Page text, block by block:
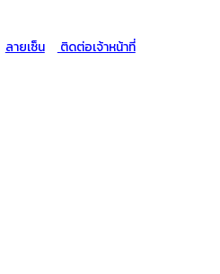
ลายเซ็น
ติดต่อเจ้าหน้าที่